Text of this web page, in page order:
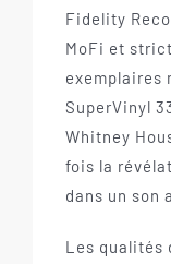
Fidelity
MoFi et
exemplaires
SuperVinyl
Whitney
fois la
dans un son
Les qualités